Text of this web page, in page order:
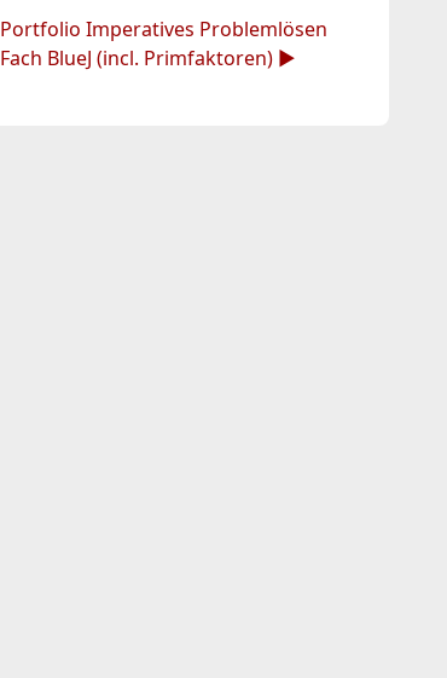
Portfolio Imperatives Problemlösen
Fach BlueJ (incl. Primfaktoren) ▶︎